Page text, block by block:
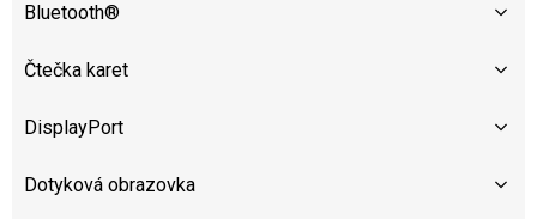
Bluetooth®
Čtečka karet
DisplayPort
Dotyková obrazovka